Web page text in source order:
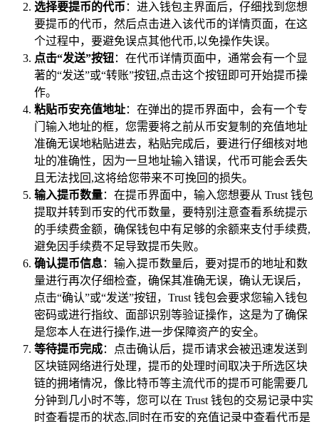
选择要提币的代币 ：进入钱包主界面后，仔细找到您想
要提币的代币，然后点击进入该代币的详情页面，在这
个过程中，要避免误点其他代币,以免操作失误。
点击“发送”按钮：在代币详情页面中，通常会有一个显
著的“发送”或“转账”按钮,点击这个按钮即可开始提币操
作。
粘贴币安充值地址：在弹出的提币界面中，会有一个专
门输入地址的框，您需要将之前从币安复制的充值地址
准确无误地粘贴进去，粘贴完成后，要进行仔细核对地
址的准确性，因为一旦地址输入错误，代币可能会丢失
且无法找回,这将给您带来不可挽回的损失。
输入提币数量：在提币界面中，输入您想要从 Trust 钱包
提取并转到币安的代币数量，要特别注意查看系统提示
的手续费金额，确保钱包中有足够的余额来支付手续费,
避免因手续费不足导致提币失败。
确认提币信息：输入提币数量后，要对提币的地址和数
量进行再次仔细检查，确保其准确无误，确认无误后，
点击“确认”或“发送”按钮，Trust 钱包会要求您输入钱包
密码或进行指纹、面部识别等验证操作，这是为了确保
是您本人在进行操作,进一步保障资产的安全。
等待提币完成：点击确认后，提币请求会被迅速发送到
区块链网络进行处理，提币的处理时间取决于所选区块
链的拥堵情况，像比特币等主流代币的提币可能需要几
分钟到几小时不等，您可以在 Trust 钱包的交易记录中实
时查看提币的状态,同时在币安的充值记录中查看代币是